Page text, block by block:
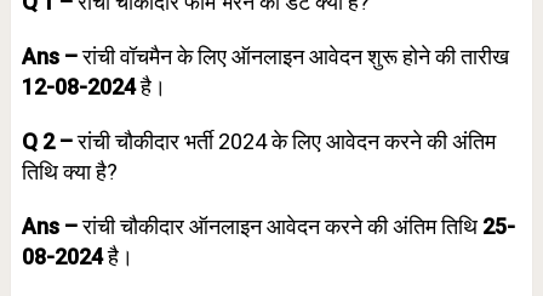
Ans –रांची वॉचमैन के लिए ऑनलाइन आवेदन शुरू होने की तारीख
12-08-2024है।
Q 2 –रांची चौकीदार भर्ती 2024 के लिए आवेदन करने की अंतिम
तिथि क्या है?
Ans –रांची चौकीदार ऑनलाइन आवेदन करने की अंतिम तिथि 25-
08-2024है।